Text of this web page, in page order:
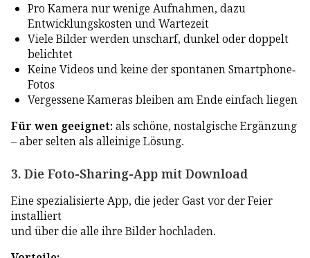
Pro Kamera nur wenige Aufnahmen, dazu
Entwicklungskosten und Wartezeit
Viele Bilder werden unscharf, dunkel oder doppelt
belichtet
Keine Videos und keine der spontanen Smartphone-
Fotos
Vergessene Kameras bleiben am Ende einfach liegen
Für wen geeignet: als schöne, nostalgische Ergänzung
– aber selten als alleinige Lösung.
3. Die Foto-Sharing-App mit Download
Eine spezialisierte App, die jeder Gast vor der Feier
installiert
und über die alle ihre Bilder hochladen.